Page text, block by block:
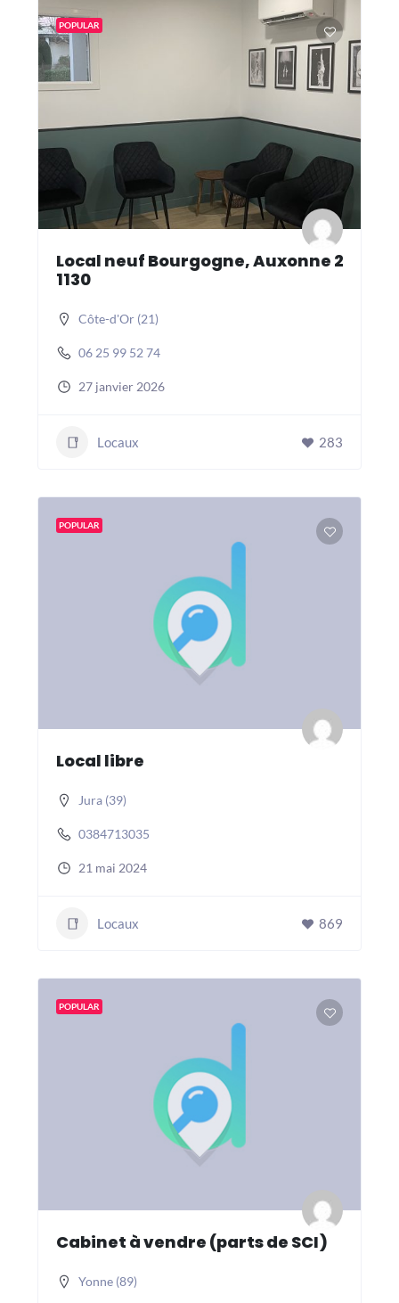
POPULAR
Local neuf Bourgogne, Auxonne 2
1130
Côte-d'Or (21)
06 25 99 52 74
27 janvier 2026
Locaux 283
POPULAR
Local libre
Jura (39)
0384713035
21 mai 2024
Locaux 869
POPULAR
Cabinet à vendre (parts de SCI)
Yonne (89)